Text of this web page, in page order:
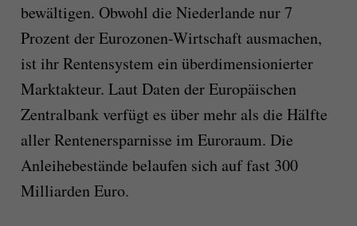
bewältigen. Obwohl die Niederlande nur 7
Prozent der Eurozonen-Wirtschaft ausmachen,
ist ihr Rentensystem ein überdimensionierter
Marktakteur. Laut Daten der Europäischen
Zentralbank verfügt es über mehr als die Hälfte
aller Rentenersparnisse im Euroraum. Die
Anleihebestände belaufen sich auf fast 300
Milliarden Euro.